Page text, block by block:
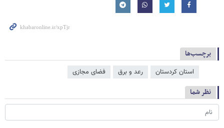
برچسب‌ها
استان کردستان رعد و برق فضای مجازی
نظر شما